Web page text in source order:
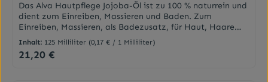
Das Alva Hautpflege Jojoba-Öl ist zu 100 % naturrein und
dient zum Einreiben, Massieren und Baden. Zum
Einreiben, Massieren, als Badezusatz, für Haut, Haare
oder Nägel, als Make-up-Entferner oder zur Herstellung
eigener individueller Hautöle und Kosmetika - erleben Sie
mit jeder Begegnung optimale Wirksamkeit und Pflege!
Inhalt: 125 Milliliter (0,17 € / 1 Milliliter)
Regulärer Preis:
21,20 €